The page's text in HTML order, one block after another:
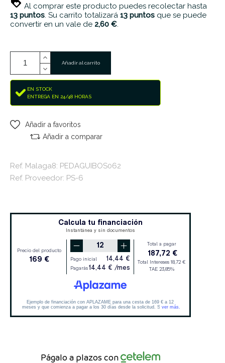
Al comprar este producto puedes recolectar hasta
13 puntos. Su carrito totalizará 13 puntos que se puede
convertir en un vale de 2,60 €.
Añadir al carrito
EN STOCK
ENTREGA EN 24/48 HORAS
Añadir a favoritos
Añadir a comparar
Ref. Malaga8: PEDAGUIBOS062
Ref. Proveedor: PS-6
Págalo a plazos con